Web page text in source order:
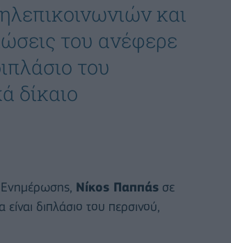
και
του ανέφερε
του
δίκαιο
Ενημέρωσης, Νίκος Παππάς σε
είναι διπλάσιο του περσινού,